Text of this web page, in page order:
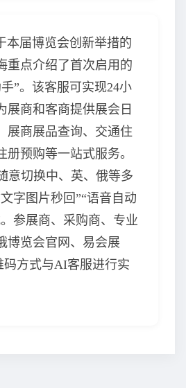
本届博览会创新举措的
重点介绍了首次启用的
”。该客服可实现24小
展商和客商提供展会日
展商展品查询、交通住
册预购等一站式服务。
意切换中、英、俄等多
字图片秒回”“语音自动
参展商、采购商、专业
博览会官网、易会展
码方式与AI客服进行实